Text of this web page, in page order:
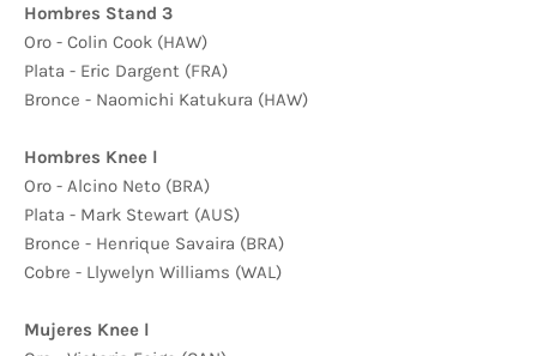
Hombres Stand 3
Oro - Colin Cook (HAW)
Plata - Eric Dargent (FRA)
Bronce - Naomichi Katukura (HAW)
Hombres Knee l
Oro - Alcino Neto (BRA)
Plata - Mark Stewart (AUS)
Bronce - Henrique Savaira (BRA)
Cobre - Llywelyn Williams (WAL)
Mujeres Knee l